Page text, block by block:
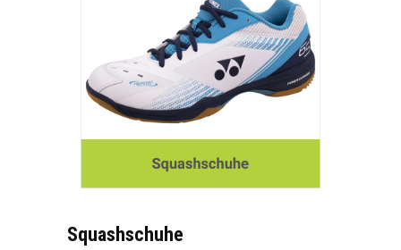
Squashschuhe